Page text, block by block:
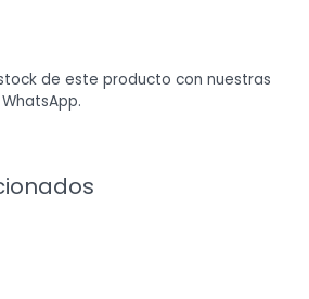
de este producto con nuestras